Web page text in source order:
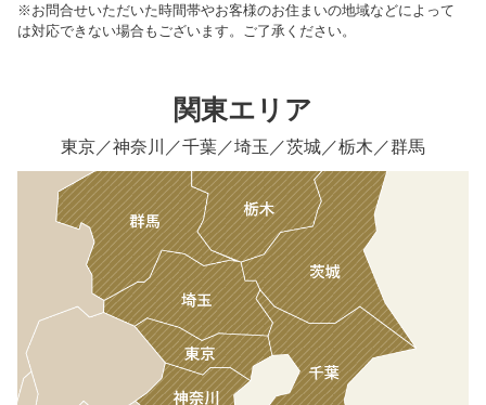
※お問合せいただいた時間帯やお客様のお住まいの地域などによって
は対応できない場合もございます。ご了承ください。
関東エリア
東京／神奈川／千葉／埼玉／茨城／栃木／群馬